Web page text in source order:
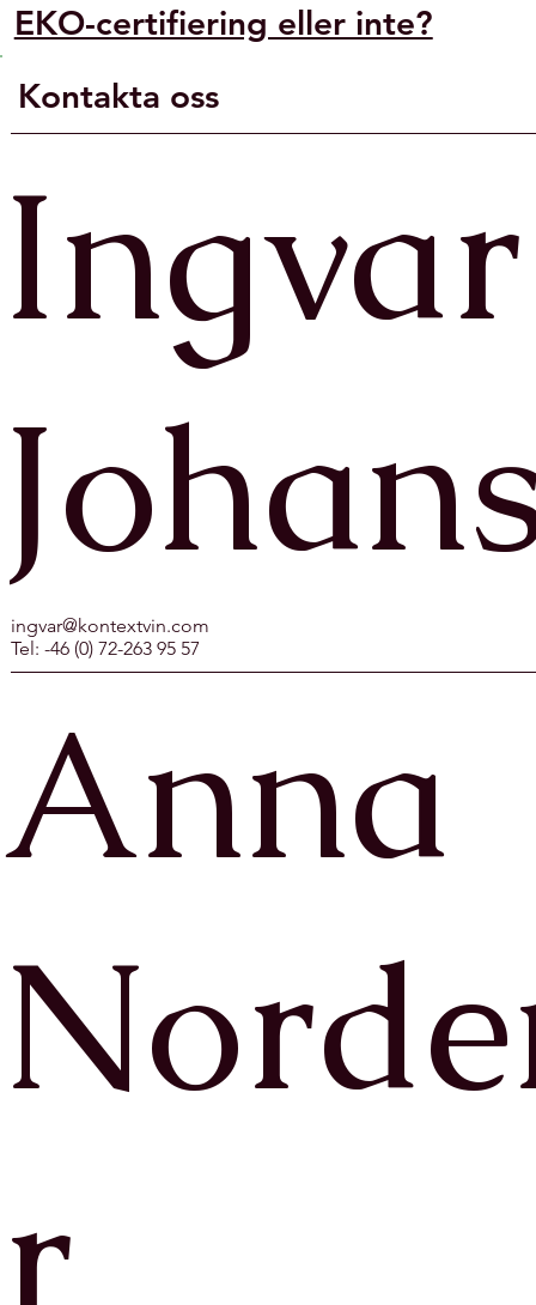
EKO-certifiering eller inte?
Ingvar
ingvar@kontextvin.com
Tel: -46 (0) 72-263 95 57
Anna
r
Kontakta oss